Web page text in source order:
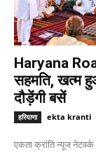
Haryana
सहमति, खत्म
दौड़ेंगी बसें
हरियाणा ekta kranti -
एकता क्रांति न्यूज